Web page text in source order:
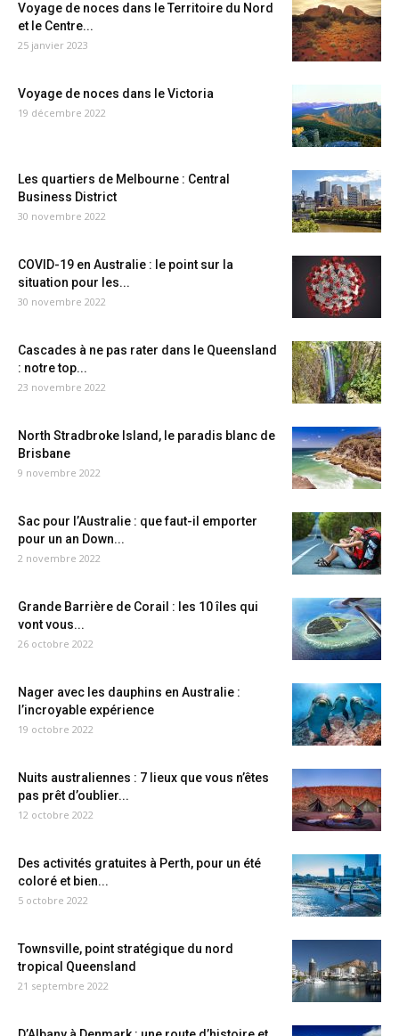
Voyage de noces dans le Territoire du Nord
et le Centre...
25 janvier 2023
Voyage de noces dans le Victoria
19 décembre 2022
Les quartiers de Melbourne : Central
Business District
30 novembre 2022
COVID-19 en Australie : le point sur la
situation pour les...
30 novembre 2022
Cascades à ne pas rater dans le Queensland
: notre top...
23 novembre 2022
North Stradbroke Island, le paradis blanc de
Brisbane
9 novembre 2022
Sac pour l’Australie : que faut-il emporter
pour un an Down...
2 novembre 2022
Grande Barrière de Corail : les 10 îles qui
vont vous...
26 octobre 2022
Nager avec les dauphins en Australie :
l’incroyable expérience
19 octobre 2022
Nuits australiennes : 7 lieux que vous n’êtes
pas prêt d’oublier...
12 octobre 2022
Des activités gratuites à Perth, pour un été
coloré et bien...
5 octobre 2022
Townsville, point stratégique du nord
tropical Queensland
21 septembre 2022